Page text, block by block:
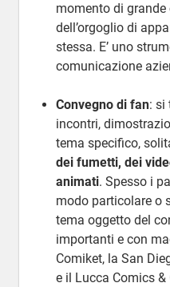
momento di
dell’orgoglio di
stessa. E’ uno
comunicazione
Convegno di fan: si
incontri,
tema specifico,
dei fumetti, dei
animati. Spesso i
modo particolare o
tema oggetto del
importanti e con
Comiket, la San
e il Lucca Comics